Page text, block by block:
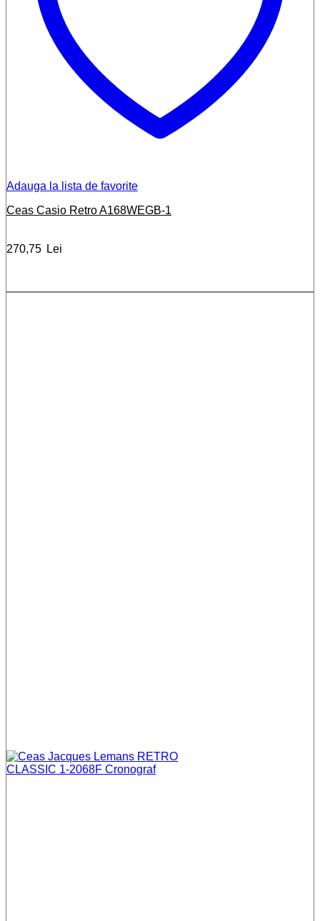
Adauga la lista de favorite
Ceas Casio Retro A168WEGB-1
270,75 Lei